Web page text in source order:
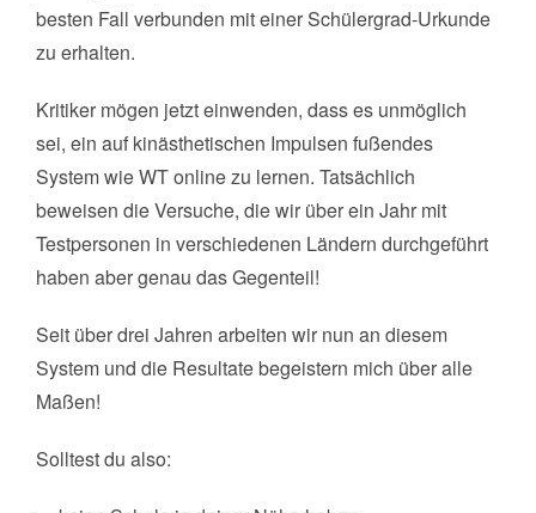
besten Fall verbunden mit einer Schülergrad-Urkunde
zu erhalten.
Kritiker mögen jetzt einwenden, dass es unmöglich
sei, ein auf kinästhetischen Impulsen fußendes
System wie WT online zu lernen. Tatsächlich
beweisen die Versuche, die wir über ein Jahr mit
Testpersonen in verschiedenen Ländern durchgeführt
haben aber genau das Gegenteil!
Seit über drei Jahren arbeiten wir nun an diesem
System und die Resultate begeistern mich über alle
Maßen!
Solltest du also: